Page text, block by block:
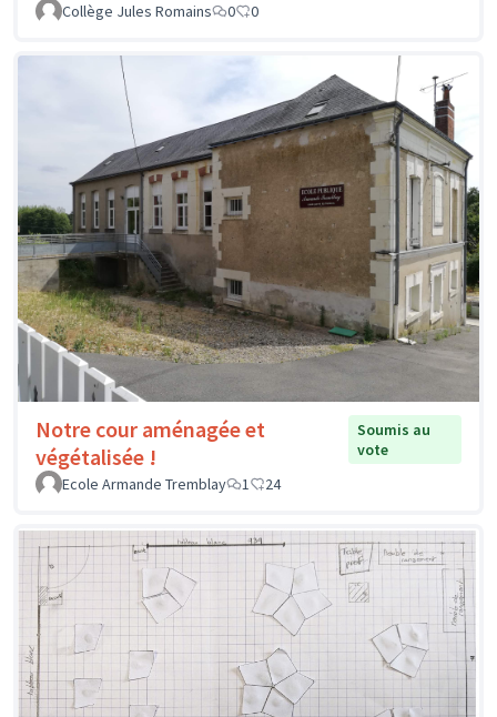
Collège Jules Romains
0 0
Notre cour aménagée et
végétalisée !
Soumis au
vote
Ecole Armande Tremblay
1 24